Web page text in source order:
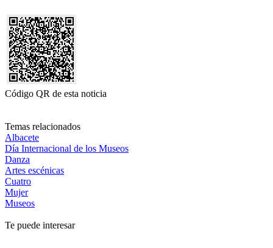
Código QR de esta noticia
Temas relacionados
Albacete
Día Internacional de los Museos
Danza
Artes escénicas
Cuatro
Mujer
Museos
Te puede interesar